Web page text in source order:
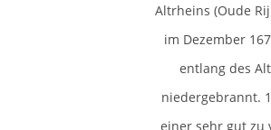
Altrheins (Oude
im Dezember
entlang des
niedergebrannt.
einer sehr gut zu